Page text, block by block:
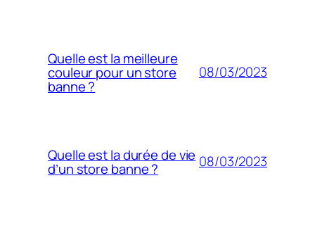
Quelle est la meilleure
couleur pour un store
banne ?
08/03/2023
Quelle est la durée de vie
d’un store banne ? 08/03/2023